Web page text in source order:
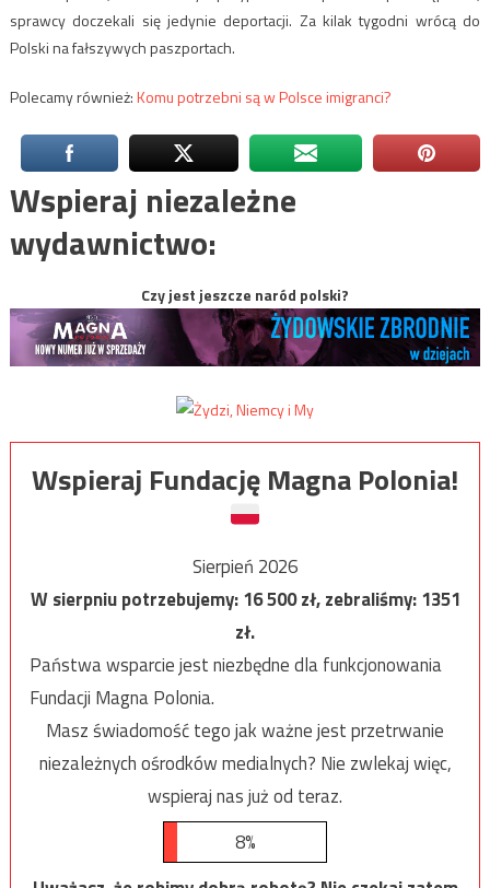
sprawcy doczekali się jedynie deportacji. Za kilak tygodni wrócą do
Polski na fałszywych paszportach.
Polecamy również:Komu potrzebni są w Polsce imigranci?
Wspieraj niezależne
wydawnictwo:
Czy jest jeszcze naród polski?
Wspieraj Fundację Magna Polonia!
Sierpień 2026
W sierpniu potrzebujemy:16 500zł, zebraliśmy:1351
zł.
Państwa wsparcie jest niezbędne dla funkcjonowania
Fundacji Magna Polonia.
Masz świadomość tego jak ważne jest przetrwanie
niezależnych ośrodków medialnych? Nie zwlekaj więc,
wspieraj nas już od teraz.
8%